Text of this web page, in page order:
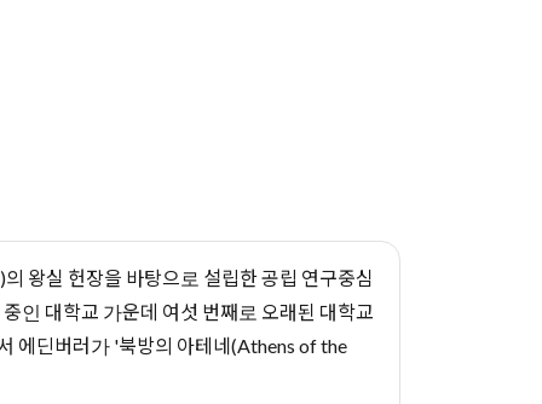
왕실 헌장을 바탕으로 설립한 공립 연구중심
인 대학교 가운데 여섯 번째로 오래된 대학교
에딘버러가 '북방의 아테네(Athens of the